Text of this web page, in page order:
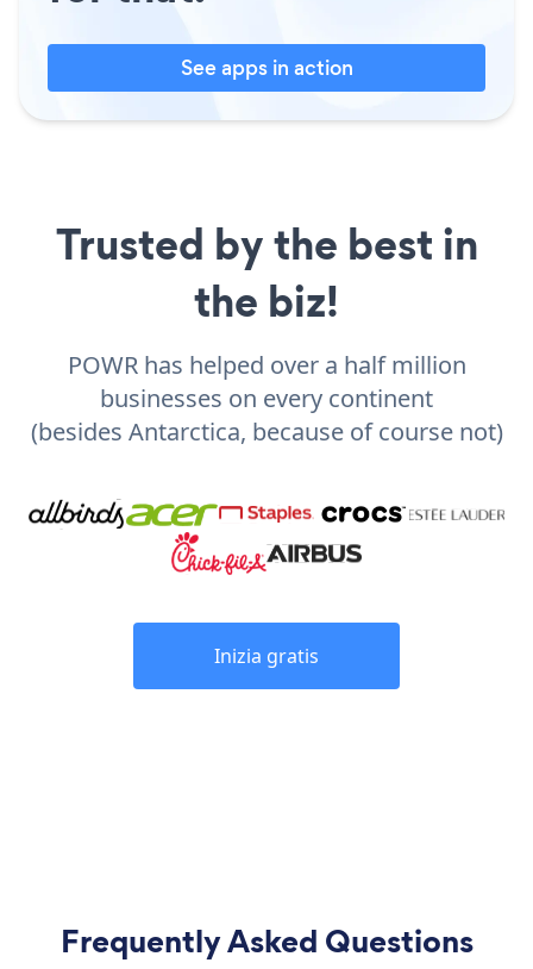
See apps in action
Trusted by the best in
the biz!
POWR has helped over a half million
businesses on every continent
(besides Antarctica, because of course not)
Inizia gratis
Frequently Asked Questions